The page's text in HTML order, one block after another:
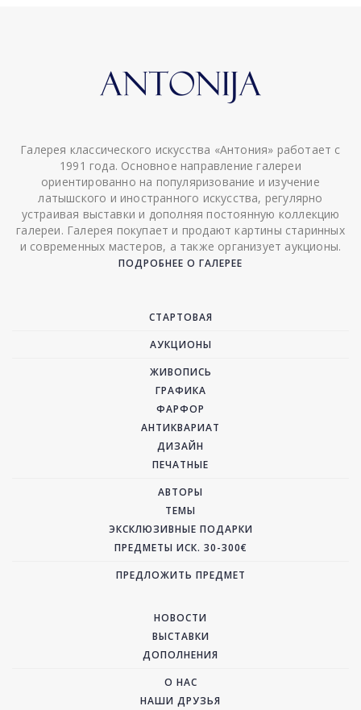
Галерея классического искусства «Антония» работает с
1991 года. Основное направление галереи
ориентированно на популяризование и изучение
латышского и иностранного искусства, регулярно
устраивая выставки и дополняя постоянную коллекцию
галереи. Галерея покупает и продают картины старинных
и современных мастеров, а также организует аукционы.
ПОДРОБНЕЕ О ГАЛЕРЕЕ
СТАРТОВАЯ
АУКЦИОНЫ
ЖИВОПИСЬ
ГРАФИКА
ФАРФОР
АНТИКВАРИАТ
ДИЗАЙН
ПЕЧАТНЫЕ
АВТОРЫ
ТЕМЫ
ЭКСКЛЮЗИВНЫЕ ПОДАРКИ
ПРЕДМЕТЫ ИСК. 30-300€
ПРЕДЛОЖИТЬ ПРЕДМЕТ
НОВОСТИ
ВЫСТАВКИ
ДОПОЛНЕНИЯ
О НАС
НАШИ ДРУЗЬЯ